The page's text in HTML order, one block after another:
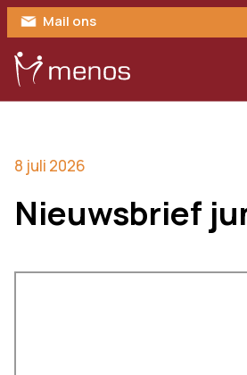
Mail ons
8 juli 2026
Nieuwsbrief